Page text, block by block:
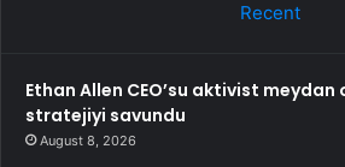
Recent
Ethan Allen CEO’su aktivist meydan
stratejiyi savundu
August 8, 2026